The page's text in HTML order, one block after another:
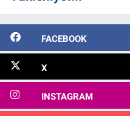
FACEBOOK
X
INSTAGRAM